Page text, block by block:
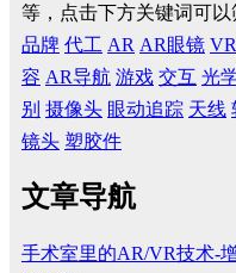
等，点击下方关键词可以
品牌 代工 AR AR眼镜 VR
容 AR导航 游戏 交互 光
别 摄像头 眼动追踪 天线
镜头 塑胶件
文章导航
手术室里的AR/VR技术-